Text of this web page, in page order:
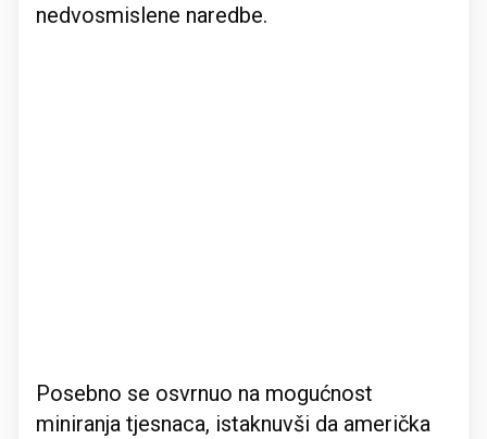
nedvosmislene naredbe.
Posebno se osvrnuo na mogućnost
miniranja tjesnaca, istaknuvši da američka